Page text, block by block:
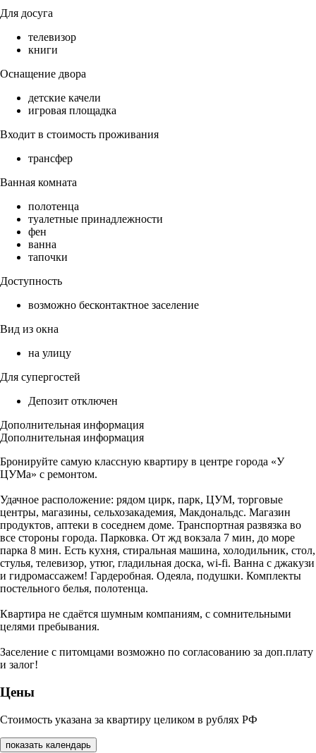
Для досуга
телевизор
книги
Оснащение двора
детские качели
игровая площадка
Входит в стоимость проживания
трансфер
Ванная комната
полотенца
туалетные принадлежности
фен
ванна
тапочки
Доступность
возможно бесконтактное заселение
Вид из окна
на улицу
Для супергостей
Депозит отключен
Дополнительная информация
Дополнительная информация
Бронируйте самую классную квартиру в центре города «У
ЦУМа» с ремонтом.
Удачное расположение: рядом цирк, парк, ЦУМ, торговые
центры, магазины, сельхозакадемия, Макдональдс. Магазин
продуктов, аптеки в соседнем доме. Транспортная развязка во
все стороны города. Парковка. От жд вокзала 7 мин, до море
парка 8 мин. Есть кухня, стиральная машина, холодильник, стол,
стулья, телевизор, утюг, гладильная доска, wi-fi. Ванна с джакузи
и гидромассажем! Гардеробная. Одеяла, подушки. Комплекты
постельного белья, полотенца.
Квартира не сдаётся шумным компаниям, с сомнительными
целями пребывания.
Заселение с питомцами возможно по согласованию за доп.плату
и залог!
Цены
Стоимость указана за квартиру целиком в рублях РФ
показать календарь